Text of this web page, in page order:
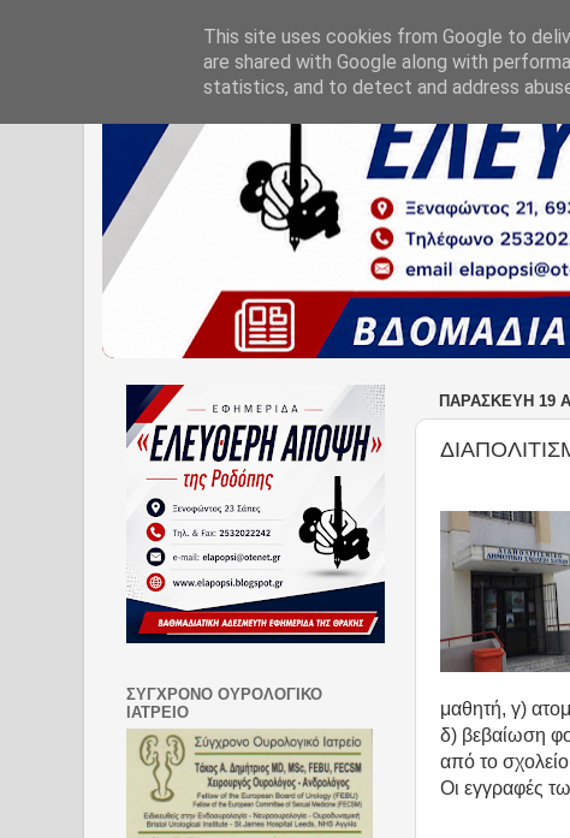
ΠΑΡΑΣΚΕΥΉ 19
μαθητή, γ)
δ) βεβαίωση
από το
Οι εγγραφές
ΣΥΓΧΡΟΝΟ ΟΥΡΟΛΟΓΙΚΟ
ΙΑΤΡΕΙΟ
This site uses cookies from Google to
are shared with Google along with
statistics, and to detect and address